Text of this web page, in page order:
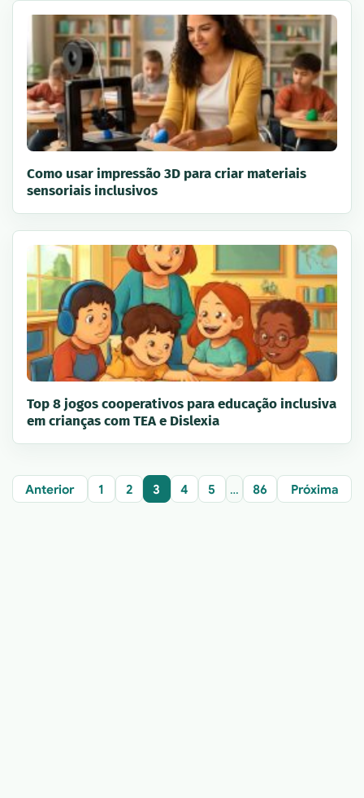
Como usar impressão 3D para criar materiais
sensoriais inclusivos
Top 8 jogos cooperativos para educação inclusiva
em crianças com TEA e Dislexia
Anterior 1 2 3 4 5 … 86 Próxima